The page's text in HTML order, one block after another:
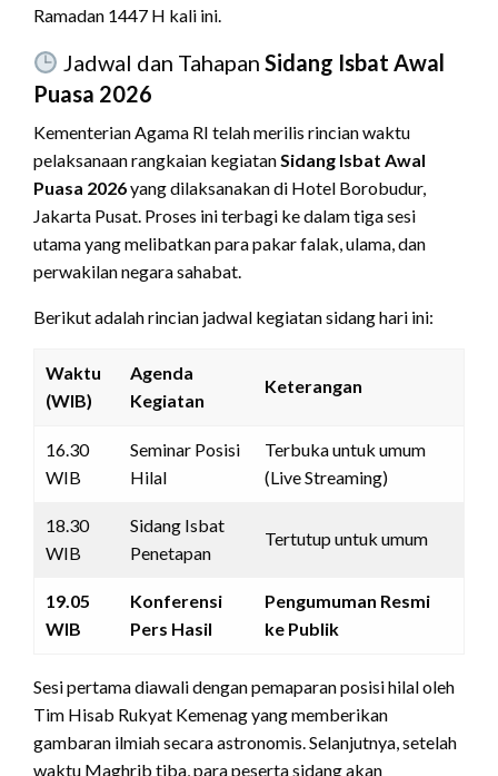
Ramadan 1447 H kali ini.
Jadwal dan Tahapan Sidang Isbat Awal
Puasa 2026
Kementerian Agama RI telah merilis rincian waktu
pelaksanaan rangkaian kegiatanSidang Isbat Awal
Puasa 2026yang dilaksanakan di Hotel Borobudur,
Jakarta Pusat. Proses ini terbagi ke dalam tiga sesi
utama yang melibatkan para pakar falak, ulama, dan
perwakilan negara sahabat.
Berikut adalah rincian jadwal kegiatan sidang hari ini:
Waktu
(WIB)
Agenda
Kegiatan
Keterangan
16.30
WIB
Seminar Posisi
Hilal
Terbuka untuk umum
(Live Streaming)
18.30
WIB
Sidang Isbat
Penetapan
Tertutup untuk umum
19.05
WIB
Konferensi
Pers Hasil
Pengumuman Resmi
ke Publik
Sesi pertama diawali dengan pemaparan posisi hilal oleh
Tim Hisab Rukyat Kemenag yang memberikan
gambaran ilmiah secara astronomis. Selanjutnya, setelah
waktu Maghrib tiba, para peserta sidang akan